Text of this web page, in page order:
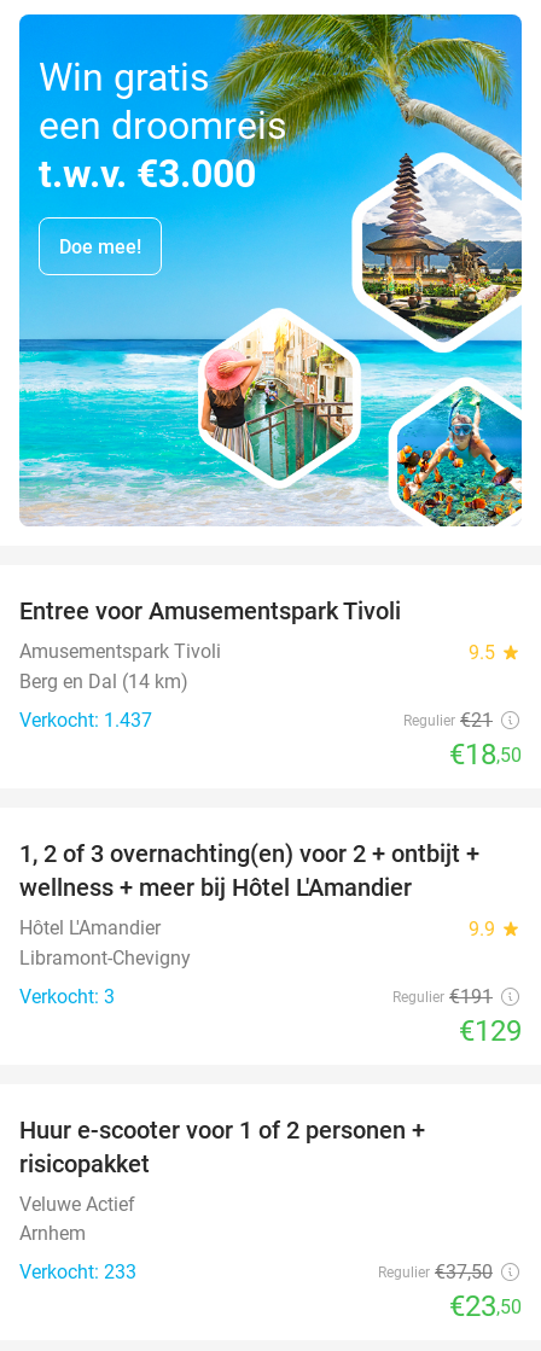
Win gratis
een droomreis
t.w.v. €3.000
Doe mee!
Entree voor Amusementspark Tivoli
Amusementspark Tivoli 9.5 star
Berg en Dal (14 km)
Verkocht: 1.437
Regulier €21
€18,50
32%
TODAY
1, 2 of 3 overnachting(en) voor 2 + ontbijt +
wellness + meer bij Hôtel L'Amandier
Hôtel L'Amandier 9.9 star
Libramont-Chevigny
Verkocht: 3
Regulier €191
€129
Huur e-scooter voor 1 of 2 personen +
risicopakket
Veluwe Actief
Arnhem
Verkocht: 233
Regulier €37,50
€23,50